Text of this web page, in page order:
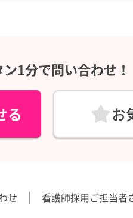
1分で問い合わせ！
る お
せ 看護師採用ご担当者